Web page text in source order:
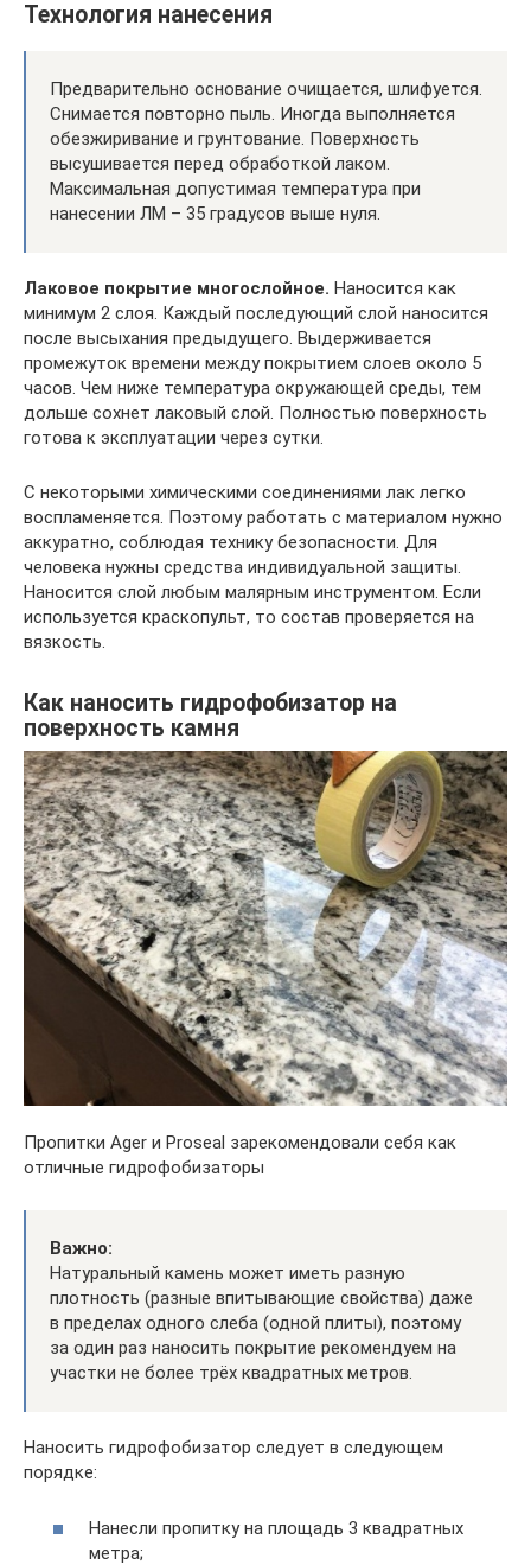
Технология нанесения
Предварительно основание очищается, шлифуется.
Снимается повторно пыль. Иногда выполняется
обезжиривание и грунтование. Поверхность
высушивается перед обработкой лаком.
Максимальная допустимая температура при
нанесении ЛМ – 35 градусов выше нуля.
Лаковое покрытие многослойное. Наносится как
минимум 2 слоя. Каждый последующий слой наносится
после высыхания предыдущего. Выдерживается
промежуток времени между покрытием слоев около 5
часов. Чем ниже температура окружающей среды, тем
дольше сохнет лаковый слой. Полностью поверхность
готова к эксплуатации через сутки.
С некоторыми химическими соединениями лак легко
воспламеняется. Поэтому работать с материалом нужно
аккуратно, соблюдая технику безопасности. Для
человека нужны средства индивидуальной защиты.
Наносится слой любым малярным инструментом. Если
используется краскопульт, то состав проверяется на
вязкость.
Как наносить гидрофобизатор на
поверхность камня
Пропитки Ager и Proseal зарекомендовали себя как
отличные гидрофобизаторы
Важно:
Натуральный камень может иметь разную
плотность (разные впитывающие свойства) даже
в пределах одного слеба (одной плиты), поэтому
за один раз наносить покрытие рекомендуем на
участки не более трёх квадратных метров.
Наносить гидрофобизатор следует в следующем
порядке:
Нанесли пропитку на площадь 3 квадратных
метра;